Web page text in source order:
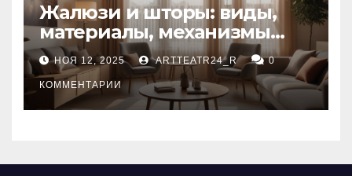
Жалюзи и шторы: виды,
материалы, механизмы
управления и уход
НОЯ 12, 2025 ARTTEATR24_R 0
КОММЕНТАРИИ